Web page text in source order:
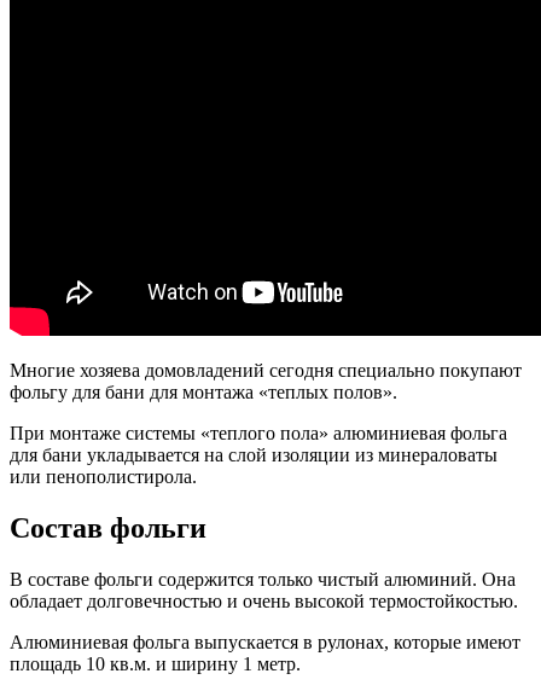
Многие хозяева домовладений сегодня специально покупают
фольгу для бани для монтажа «теплых полов».
При монтаже системы «теплого пола» алюминиевая фольга
для бани укладывается на слой изоляции из минераловаты
или пенополистирола.
Состав фольги
В составе фольги содержится только чистый алюминий. Она
обладает долговечностью и очень высокой термостойкостью.
Алюминиевая фольга выпускается в рулонах, которые имеют
площадь 10 кв.м. и ширину 1 метр.